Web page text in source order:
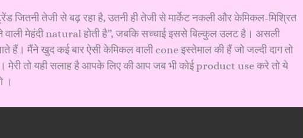
जितनी तेजी से बढ़ रहा है, उतनी ही तेजी से मार्केट नकली और केमिकल-मिश्रित
वाली मेहंदी natural होती है”, जबकि सच्चाई इससे बिल्कुल उलट है। असली
हैं। मैंने खुद कई बार ऐसी केमिकल वाली cone इस्तेमाल की हैं जो जल्दी दाग तो
तो यही सलाह है आपके लिए की आप जब भी कोई product use करे तो ये
।